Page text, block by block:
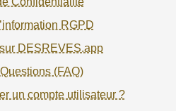
RGPD
DESREVES.app
(FAQ)
un compte utilisateur ?